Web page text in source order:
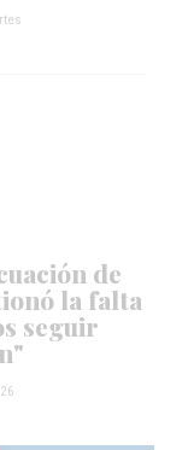
de
la falta
seguir